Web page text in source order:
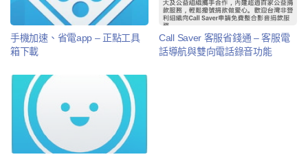
手機加速、省電app – 正點工具
箱下載
Call Saver 客服省錢通 – 客服電
話導航與雙向電話錄音功能